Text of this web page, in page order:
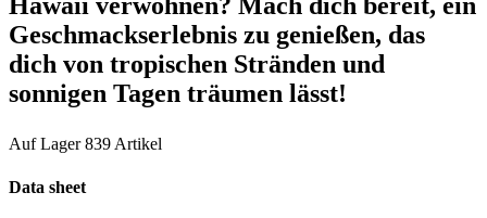
Hawaii verwöhnen? Mach dich bereit, ein
Geschmackserlebnis zu genießen, das
dich von tropischen Stränden und
sonnigen Tagen träumen lässt!
Auf Lager 839 Artikel
Data sheet